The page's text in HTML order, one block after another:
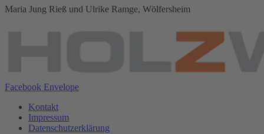
Maria Jung Rieß und Ulrike Ramge, Wölfersheim
Facebook Envelope
Kontakt
Impressum
Datenschutzerklärung